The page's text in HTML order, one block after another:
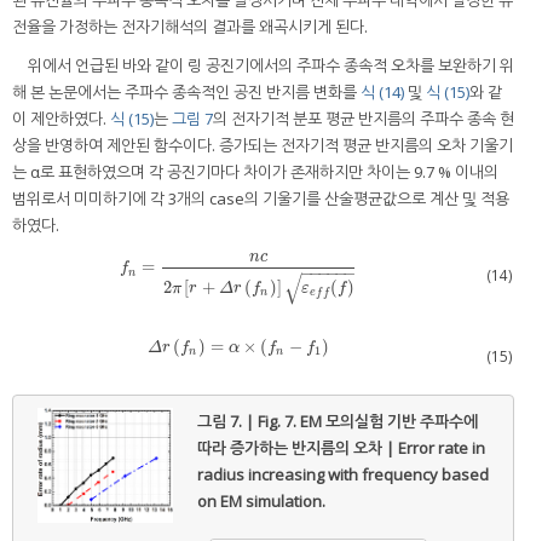
전율을 가정하는 전자기해석의 결과를 왜곡시키게 된다.
위에서 언급된 바와 같이 링 공진기에서의 주파수 종속적 오차를 보완하기 위
해 본 논문에서는 주파수 종속적인 공진 반지름 변화를 식 (14) 및 식 (15)와 같
이 제안하였다. 식 (15)는그림 7의 전자기적 분포 평균 반지름의 주파수 종속 현
상을 반영하여 제안된 함수이다. 증가되는 전자기적 평균 반지름의 오차 기울기
는 α로 표현하였으며 각 공진기마다 차이가 존재하지만 차이는 9.7 % 이내의
범위로서 미미하기에 각 3개의 case의 기울기를 산술평균값으로 계산 및 적용
하였다.
fn =
nc
2π [r + Δr ( fn )] εe ff ( f)
− −
−−−−
√
fn=nc2π[r+Δr(fn)]εef(f) (14)
Δr ( fn ) = α × ( fn − f1)
Δr(f n)=α ×(f n −f1 ) (15)
그림 7. | Fig. 7.EM 모의실험 기반 주파수에
따라 증가하는 반지름의 오차 | Error rate in
radius increasing with frequency based
on EM simulation.